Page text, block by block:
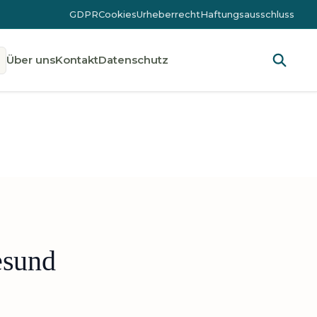
GDPRCookiesUrheberrechtHaftungsausschluss
Über unsKontaktDatenschutz